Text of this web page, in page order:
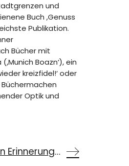
und
Buch ,Genuss
Publikation.
Bücher mit
Boazn‘), ein
kreizfidel!‘ oder
Optik und
Termin am 31.01.2013: Buchpräsentation Erinnerungskultur und Lebensläufe